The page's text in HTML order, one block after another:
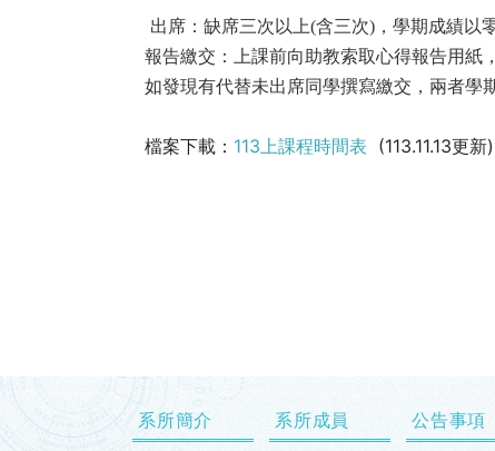
出席：缺席三次以上(含三次)，學期成績以
報告繳交：上課前向助教索取心得報告用紙
如發現有代替未出席同學撰寫繳交，兩者學
檔案下載： 113上課程時間表 (113.11.13更新)
系所簡介 系所成員 公告事項